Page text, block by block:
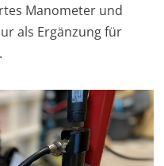
Manometer und
als Ergänzung für